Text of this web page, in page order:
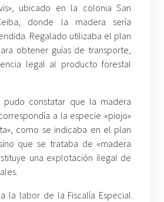
ubicado en la colonia San
donde la madera sería
Regalado utilizaba el plan
obtener guías de transporte,
legal al producto forestal
pudo constatar que la madera
a la especie «piojo»
como se indicaba en el plan
que se trataba de «madera
una explotación ilegal de
la labor de la Fiscalía Especial